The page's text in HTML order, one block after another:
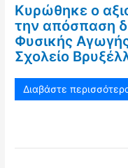
Κυρώθηκε ο
την απόσπαση
Φυσικής
Σχολείο
Διαβάστε